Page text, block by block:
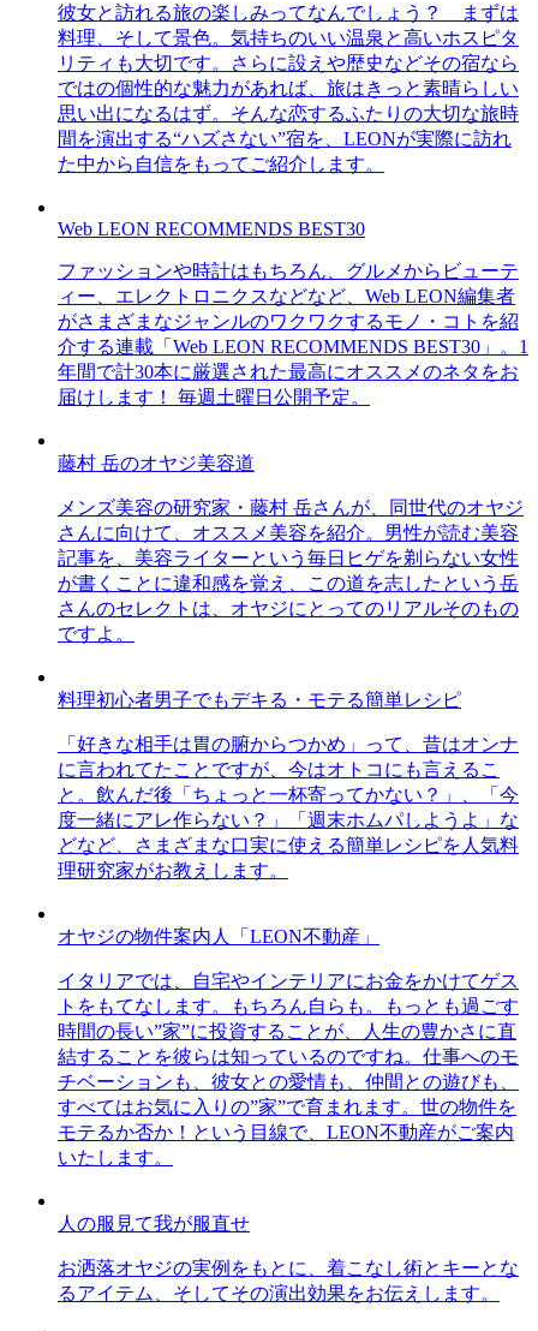
彼女と訪れる旅の楽しみってなんでしょう？ まずは
料理、そして景色。気持ちのいい温泉と高いホスピタ
リティも大切です。さらに設えや歴史などその宿なら
ではの個性的な魅力があれば、旅はきっと素晴らしい
思い出になるはず。そんな恋するふたりの大切な旅時
間を演出する“ハズさない”宿を、LEONが実際に訪れ
た中から自信をもってご紹介します。
Web LEON RECOMMENDS BEST30
ファッションや時計はもちろん、グルメからビューテ
ィー、エレクトロニクスなどなど、Web LEON編集者
がさまざまなジャンルのワクワクするモノ・コトを紹
介する連載「Web LEON RECOMMENDS BEST30」。1
年間で計30本に厳選された最高にオススメのネタをお
届けします！ 毎週土曜日公開予定。
藤村 岳のオヤジ美容道
メンズ美容の研究家・藤村 岳さんが、同世代のオヤジ
さんに向けて、オススメ美容を紹介。男性が読む美容
記事を、美容ライターという毎日ヒゲを剃らない女性
が書くことに違和感を覚え、この道を志したという岳
さんのセレクトは、オヤジにとってのリアルそのもの
ですよ。
料理初心者男子でもデキる・モテる簡単レシピ
「好きな相手は胃の腑からつかめ」って、昔はオンナ
に言われてたことですが、今はオトコにも言えるこ
と。飲んだ後「ちょっと一杯寄ってかない？」、「今
度一緒にアレ作らない？」「週末ホムパしようよ」な
どなど、さまざまな口実に使える簡単レシピを人気料
理研究家がお教えします。
オヤジの物件案内人「LEON不動産」
イタリアでは、自宅やインテリアにお金をかけてゲス
トをもてなします。もちろん自らも。もっとも過ごす
時間の長い”家”に投資することが、人生の豊かさに直
結することを彼らは知っているのですね。仕事へのモ
チベーションも、彼女との愛情も、仲間との遊びも、
すべてはお気に入りの”家”で育まれます。世の物件を
モテるか否か！という目線で、LEON不動産がご案内
いたします。
人の服見て我が服直せ
お洒落オヤジの実例をもとに、着こなし術とキーとな
るアイテム、そしてその演出効果をお伝えします。